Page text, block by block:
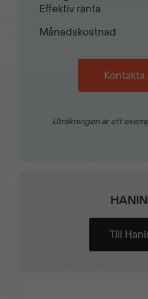
Regnsensor
Trepunktsbälten
Effektiv ränta
Månadskostnad
Kontakta
Uträkningen är ett
Till